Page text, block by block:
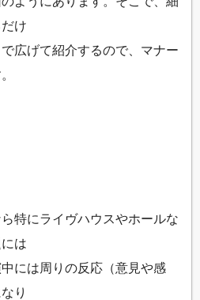
け
広げて紹介するので、マナー
特にライヴハウスやホールな
は
には周りの反応（意見や感
り